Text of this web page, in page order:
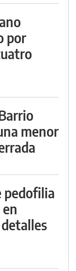
por
menor
pedofilia